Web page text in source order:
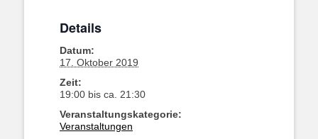
Details
Datum:
17. Oktober 2019
Zeit:
19:00 bis ca. 21:30
Veranstaltungskategorie:
Veranstaltungen